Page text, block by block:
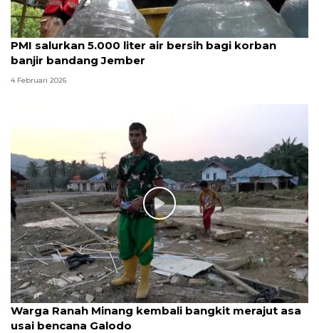
PMI salurkan 5.000 liter air bersih bagi korban
banjir bandang Jember
4 Februari 2026
Warga Ranah Minang kembali bangkit merajut asa
usai bencana Galodo